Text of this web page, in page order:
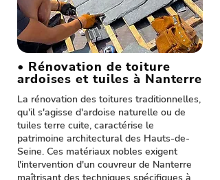
• Rénovation de toiture
ardoises et tuiles à Nanterre
La rénovation des toitures traditionnelles,
qu'il s'agisse d'ardoise naturelle ou de
tuiles terre cuite, caractérise le
patrimoine architectural des Hauts-de-
Seine. Ces matériaux nobles exigent
l'intervention d'un couvreur de Nanterre